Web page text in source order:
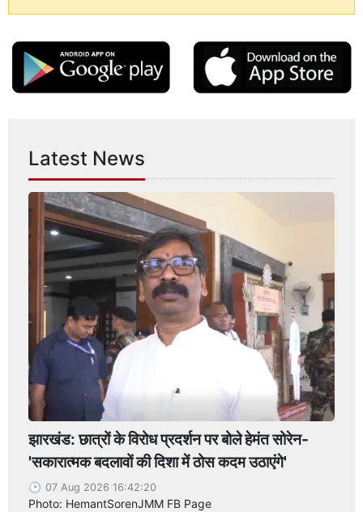
Latest News
झारखंड: छात्रों के विरोध प्रदर्शन पर बोले हेमंत सोरेन-
'सकारात्मक बदलावों की दिशा में ठोस कदम उठाएंगे'
07 Aug 2026 16:42:20
Photo: HemantSorenJMM FB Page